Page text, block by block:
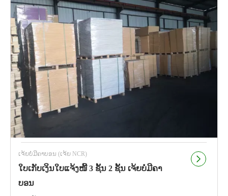
ເຈ້ຍບໍ່ມີຄາບອນ (ເຈ້ຍ NCR)
ໃບເກັບເງິນໃບແຈ້ງໜີ້ 3 ຊັ້ນ 2 ຊັ້ນ ເຈ້ຍບໍ່ມີຄາ
ບອນ